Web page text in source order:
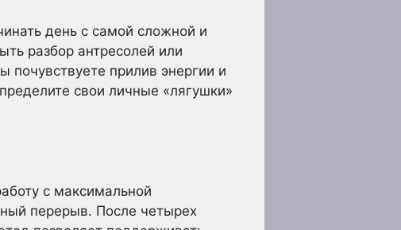
день с самой сложной и
разбор антресолей или
прилив энергии и
свои личные «лягушки»
с максимальной
перерыв. После четырех